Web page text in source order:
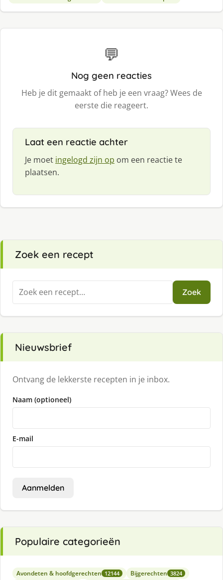
💬
Nog geen reacties
Heb je dit gemaakt of heb je een vraag? Wees de
eerste die reageert.
Laat een reactie achter
Je moet ingelogd zijn op om een reactie te
plaatsen.
Zoek een recept
Zoeken
naar:
Zoek
Nieuwsbrief
Ontvang de lekkerste recepten in je inbox.
Naam (optioneel)
E-mail
Aanmelden
Populaire categorieën
Avondeten & hoofdgerechten 12144 Bijgerechten 3824